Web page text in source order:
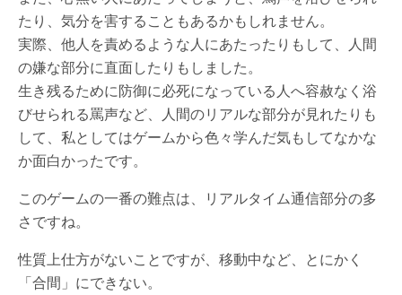
たり、気分を害することもあるかもしれません。
実際、他人を責めるような人にあたったりもして、人間
の嫌な部分に直面したりもしました。
生き残るために防御に必死になっている人へ容赦なく浴
びせられる罵声など、人間のリアルな部分が見れたりも
して、私としてはゲームから色々学んだ気もしてなかな
か面白かったです。
このゲームの一番の難点は、リアルタイム通信部分の多
さですね。
性質上仕方がないことですが、移動中など、とにかく
「合間」にできない。